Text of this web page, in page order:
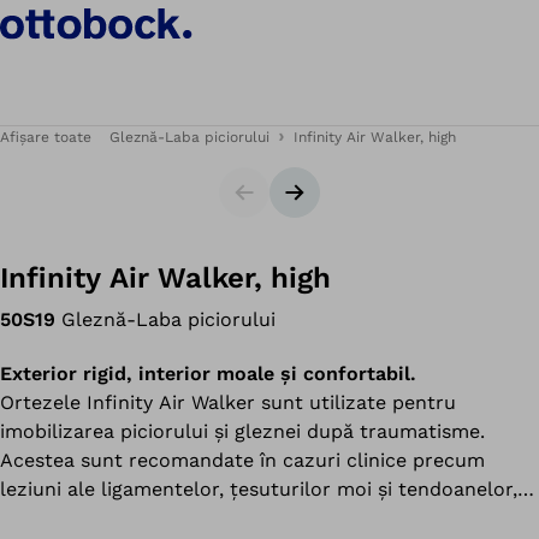
Afișare toate Gleznă-Laba piciorului Infinity Air Walker, high
CursorUrmătorul diapozitiv
Infinity Air Walker, high
50S19 Gleznă-Laba piciorului
Exterior rigid, interior moale și confortabil.
Ortezele Infinity Air Walker sunt utilizate pentru
imobilizarea piciorului și gleznei după traumatisme.
Acestea sunt recomandate în cazuri clinice precum
leziuni ale ligamentelor, țesuturilor moi și tendoanelor,